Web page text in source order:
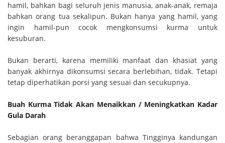
hamil, bahkan bagi seluruh jenis manusia, anak-anak, remaja
bahkan orang tua sekalipun. Bukan hanya yang hamil, yang
ingin hamil-pun cocok mengkonsumsi kurma untuk
kesuburan.
Bukan berarti, karena memiliki manfaat dan khasiat yang
banyak akhirnya dikonsumsi secara berlebihan, tidak. Tetapi
tetap diperhatikan porsi yang sesuai dan secukupnya.
Buah Kurma Tidak Akan Menaikkan / Meningkatkan Kadar
Gula Darah
Sebagian orang beranggapan bahwa Tingginya kandungan